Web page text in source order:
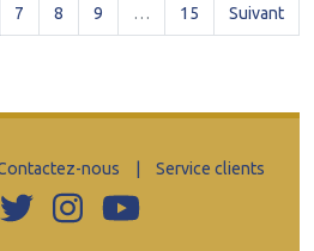
7 8 9 … 15 Suivant
nous Service clients